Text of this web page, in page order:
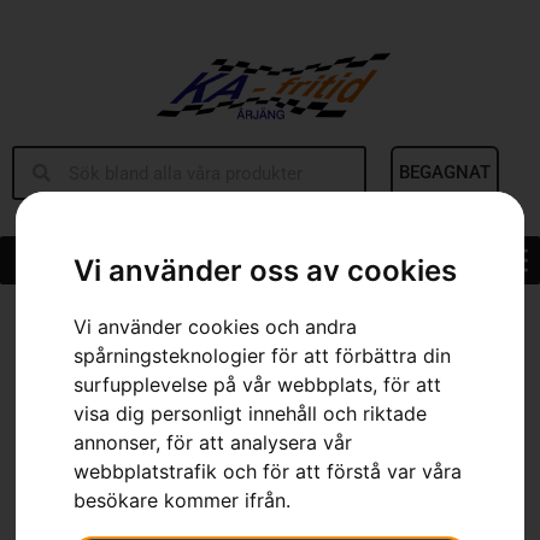
Vi använder oss av cookies
Vi använder cookies och andra
spårningsteknologier för att förbättra din
surfupplevelse på vår webbplats, för att
visa dig personligt innehåll och riktade
annonser, för att analysera vår
webbplatstrafik och för att förstå var våra
besökare kommer ifrån.
BEGAGNAT